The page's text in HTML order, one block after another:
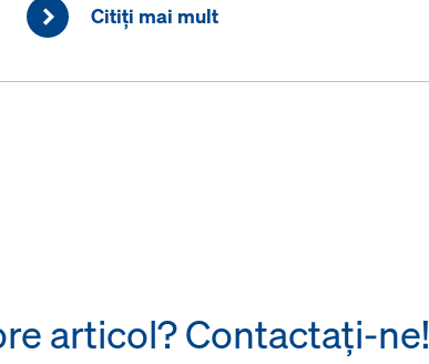
Citiţi mai mult
articol? Contactaţi-ne!